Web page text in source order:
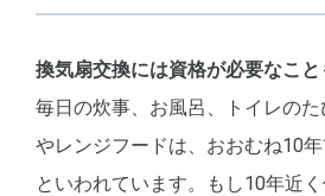
換気扇交換には資格が必要なこと
毎日の炊事、お風呂、トイレの
やレンジフードは、おおむね10
といわれています。もし10年近